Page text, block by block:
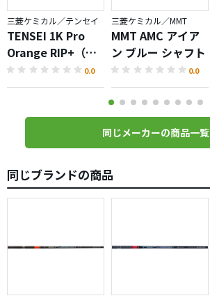
三菱ケミカル／テンセイ
TENSEI 1K Pro
Orange RIP+（テ
ンセイプロオレン
ジ）シャフト
0.0
三菱ケミカル／MMT
MMT AMC アイア
ン ブルー シャフト
0.0
同じメーカーの商品一覧
同じブランドの商品